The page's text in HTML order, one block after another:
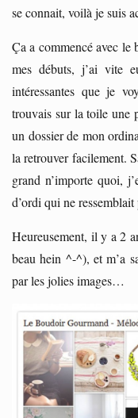
se connait, voilà je suis
Ça a commencé avec le
mes débuts, j’ai vite
intéressantes que je
trouvais sur la toile une
un dossier de mon
la retrouver facilement.
grand n’importe quoi,
d’ordi qui ne
Heureusement, il y a 2
beau hein ^-^), et m’a
par les jolies images…